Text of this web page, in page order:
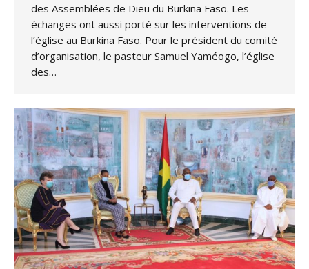
des Assemblées de Dieu du Burkina Faso. Les
échanges ont aussi porté sur les interventions de
l’église au Burkina Faso. Pour le président du comité
d’organisation, le pasteur Samuel Yaméogo, l’église
des…